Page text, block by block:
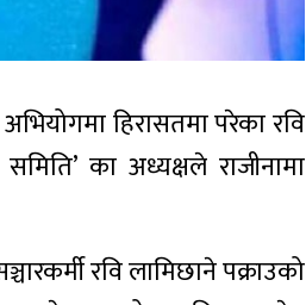
हिरासतमा परेका रवि
का अध्यक्षले राजीनामा
रवि लामिछाने पक्राउको